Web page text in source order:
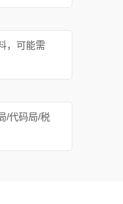
，可能需
/代码局/税